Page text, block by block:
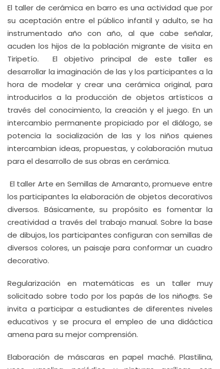
El taller de cerámica en barro es una actividad que por
su aceptación entre el público infantil y adulto, se ha
instrumentado año con año, al que cabe señalar,
acuden los hijos de la población migrante de visita en
Tiripetío. El objetivo principal de este taller es
desarrollar la imaginación de las y los participantes a la
hora de modelar y crear una cerámica original, para
introducirlos a la producción de objetos artísticos a
través del conocimiento, la creación y el juego. En un
intercambio permanente propiciado por el diálogo, se
potencia la socialización de las y los niños quienes
intercambian ideas, propuestas, y colaboración mutua
para el desarrollo de sus obras en cerámica.
El taller Arte en Semillas de Amaranto, promueve entre
los participantes la elaboración de objetos decorativos
diversos. Básicamente, su propósito es fomentar la
creatividad a través del trabajo manual. Sobre la base
de dibujos, los participantes configuran con semillas de
diversos colores, un paisaje para conformar un cuadro
decorativo.
Regularización en matemáticas es un taller muy
solicitado sobre todo por los papás de los niño@s. Se
invita a participar a estudiantes de diferentes niveles
educativos y se procura el empleo de una didáctica
amena para su mejor comprensión.
Elaboración de máscaras en papel maché. Plastilina,